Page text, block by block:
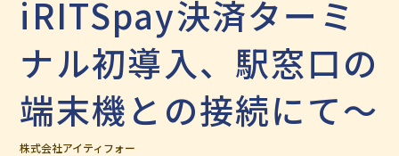
iRITSpay決済ターミ
ナル初導入、駅窓口の
端末機との接続にて～
株式会社アイティフォー